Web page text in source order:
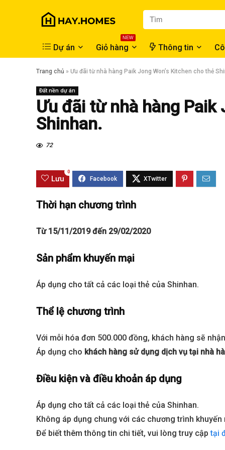
Dự án
NEW
Giỏ hàng Thông tin
Trang chủ » Ưu đãi từ nhà hàng Paik Jong Won’s Kitchen cho thẻ
Đất nền dự án
Ưu đãi từ nhà hàng Paik
Shinhan.
72
Lưu
0
Thời hạn chương trình
Từ 15/11/2019 đến 29/02/2020
Sản phẩm khuyến mại
Áp dụng cho tất cả các loại thẻ của Shinhan.
Thể lệ chương trình
Với mỗi hóa đơn 500.000 đồng, khách hàng sẽ
Áp dụng cho khách hàng sử dụng dịch vụ tại nhà
Điều kiện và điều khoản áp dụng
Áp dụng cho tất cả các loại thẻ của Shinhan.
Không áp dụng chung với các chương trình khuyến
Để biết thêm thông tin chi tiết, vui lòng truy cập tại